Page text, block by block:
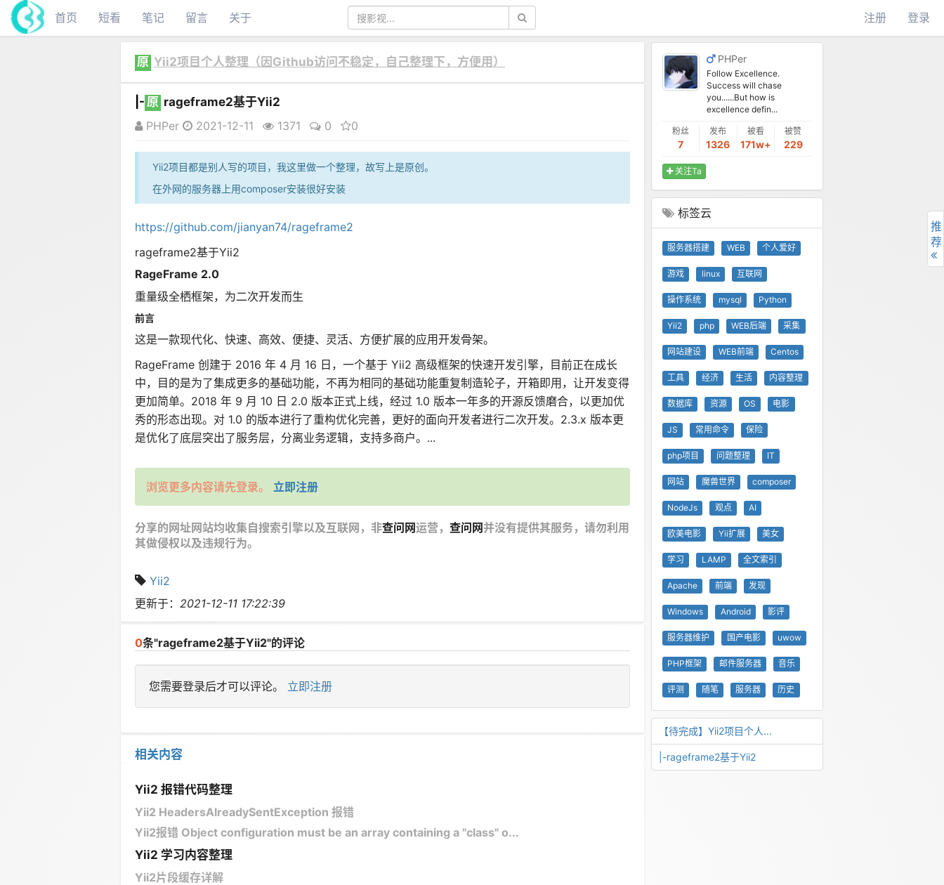
首页 短看 笔记 留言 关于 注册 登录
原 Yii2项目个人整理（因Github访问不稳定，自己整理下，方便用）
|- 原 rageframe2基于Yii2
PHPer
2021-12-11 1371 0 0
Yii2项目都是别人写的项目，我这里做一个整理，故写上是原创。
在外网的服务器上用composer安装很好安装
https://github.com/jianyan74/rageframe2
rageframe2基于Yii2
RageFrame 2.0
重量级全栖框架，为二次开发而生
前言
这是一款现代化、快速、高效、便捷、灵活、方便扩展的应用开发骨架。
RageFrame 创建于 2016 年 4 月 16 日，一个基于 Yii2 高级框架的快速开发引擎，目前正在成长
中，目的是为了集成更多的基础功能，不再为相同的基础功能重复制造轮子，开箱即用，让开发变得
更加简单。2018 年 9 月 10 日 2.0 版本正式上线，经过 1.0 版本一年多的开源反馈磨合，以更加优
秀的形态出现。对 1.0 的版本进行了重构优化完善，更好的面向开发者进行二次开发。2.3.x 版本更
是优化了底层突出了服务层，分离业务逻辑，支持多商户。...
浏览更多内容请先登录。 立即注册
分享的网址网站均收集自搜索引擎以及互联网，非查问网运营， 查问网并没有提供其服务，请勿利用
其做侵权以及违规行为。
Yii2
更新于： 2021-12-11 17:22:39
0条"rageframe2基于Yii2"的评论
您需要登录后才可以评论。 立即注册
相关内容
Yii2 报错代码整理
Yii2 HeadersAlreadySentException 报错
Yii2报错 Object configuration must be an array containing a "class" o...
Yii2 学习内容整理
Yii2片段缓存详解
PHPer
Follow Excellence.
Success will chase
you......But how is
excellence defin...
粉丝
7
发布
1326
被看
171w+
被赞
229
关注Ta
标签云
服务器搭建 WEB 个人爱好
游戏 linux 互联网
操作系统 mysql Python
Yii2 php WEB后端 采集
网站建设 WEB前端 Centos
工具 经济 生活 内容整理
数据库 资源 OS 电影
JS 常用命令 保险
php项目 问题整理 IT
网站 魔兽世界 composer
NodeJs 观点 AI
欧美电影 Yii扩展 美女
学习 LAMP 全文索引
Apache 前端 发现
Windows Android 影评
服务器维护 国产电影 uwow
PHP框架 邮件服务器 音乐
评测 随笔 服务器 历史
【待完成】Yii2项目个人...
|-rageframe2基于Yii2
推
荐